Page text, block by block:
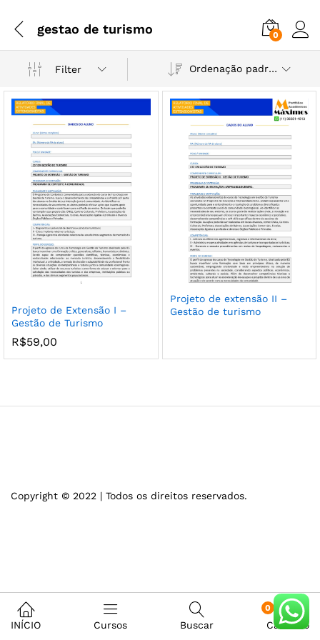
gestao de turismo 0
Filter Ordenação padrão
Projeto de Extensão I –
Gestão de Turismo
R$59,00
Projeto de extensão II –
Gestão de turismo
Copyright © 2022 | Todos os direitos reservados.
INÍCIO Cursos Buscar
0
Carrinho